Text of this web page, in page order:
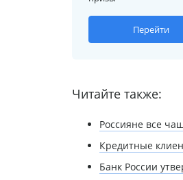
Перейти
Читайте также:
Россияне все
Кредитные
Банк России